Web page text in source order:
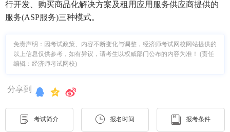
行开发、购买商品化解决方案及租用应用服务供应商提供的
服务(ASP服务)三种模式。
免责声明：因考试政策、内容不断变化与调整，经济师考试网校网站提供的
以上信息仅供参考，如有异议，请考生以权威部门公布的内容为准！ (责任
编辑：经济师考试网校)
分享到
考试简介 报名时间 报考条件